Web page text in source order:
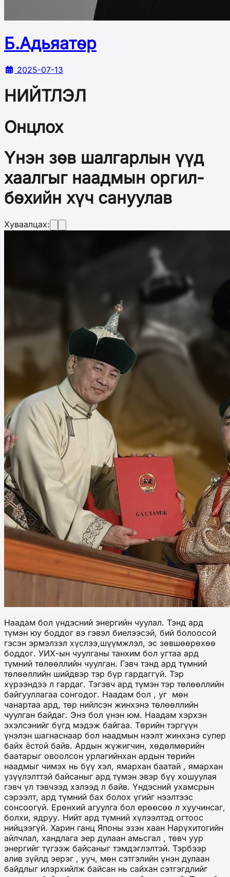
Б.Адьяатөр
2025-07-13
НИЙТЛЭЛ
Онцлох
Үнэн зөв шалгарлын үүд
хаалгыг наадмын оргил-
бөхийн хүч сануулав
Хуваалцах:
Наадам бол үндэсний энергийн чуулал. Тэнд ард
түмэн юу боддог вэ гэвэл биелээсэй, бий болоосой
гэсэн эрмэлзэл хүслээ,шүүмжлэл, эс зөвшөөрөхөө
боддог. УИХ-ын чуулганы танхим бол угтаа ард
түмний төлөөллийн чуулган. Гэвч тэнд ард түмний
төлөөллийн шийдвэр тэр бүр гардаггүй. Тэр
хүрээндээ л гардаг. Тэгэвч ард түмэн тэр төлөөллийн
байгууллагаа сонгодог. Наадам бол , уг мөн
чанартаа ард, төр нийлсэн жинхэнэ төлөөллийн
чуулган байдаг. Энэ бол үнэн юм. Наадам хэрхэн
эхэлсэнийг бүгд мэдэж байгаа. Төрийн тэргүүн
үнэлэн шагнаснаар бол наадмын нээлт жинхэнэ супер
байх ёстой байв. Ардын жүжигчин, хөдөлмөрийн
баатарыг овоолсон урлагийнхан ардын төрийн
наадмыг чимэх нь бүү хэл, ямархан баатай , ямархан
үзүүлэлттэй байсаныг ард түмэн эвэр бүү хошуулая
гэвч үл тэвчээд хэлээд л байв. Үндэсний ухамсрын
сэрээлт, ард түмний бах болох үгийг нээлтээс
сонсоогүй. Ерөнхий агуулга бол ерөөсөө л хуучинсаг,
болхи, ядруу. Нийт ард түмний хүлээлтэд огтоос
нийцээгүй. Харин ганц Японы эзэн хаан Нарүхитогийн
айлчлал, хандлага эер дулаан амьсгал , төвч уур
энергийг түгээж байсаныг тэмдэглэлтэй. Тэрбээр
алив зүйлд эерэг , ууч, мөн сэтгэлийн үнэн дулаан
байдлыг илэрхийлж байсан нь сайхан сэтгэгдлийг